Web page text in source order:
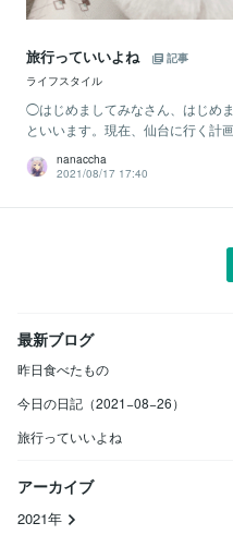
旅行っていいよね
記事
ライフスタイル
◯はじめましてみなさん、はじめ
といいます。現在、仙台に行く計
nanaccha
2021/08/17 17:40
最新ブログ
昨日食べたもの
今日の日記（2021−08−26）
旅行っていいよね
アーカイブ
2021年